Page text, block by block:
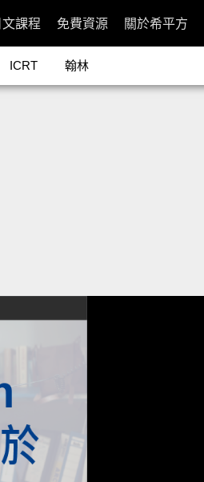
文課程 免費資源 關於希平方
ICRT 翰林